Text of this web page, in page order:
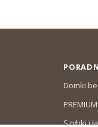
Domki
Szybki i